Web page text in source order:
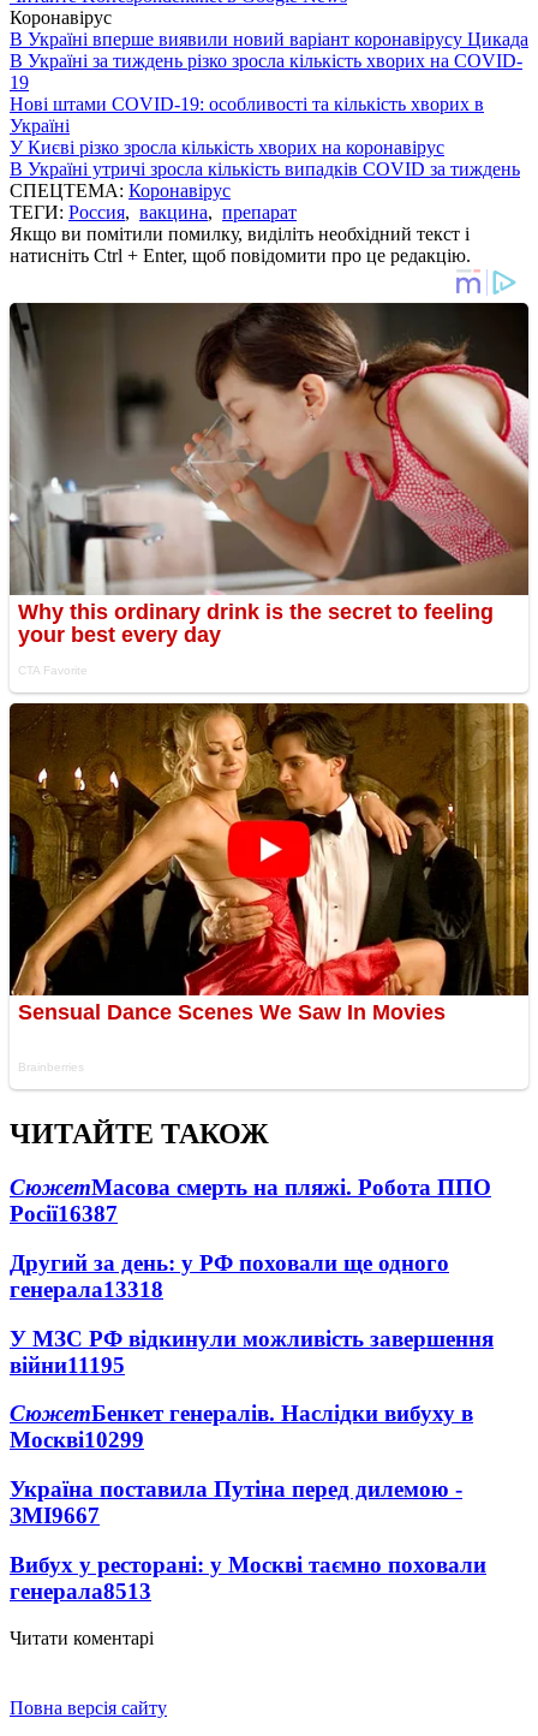
Коронавірус
В Україні вперше виявили новий варіант коронавірусу Цикада
В Україні за тиждень різко зросла кількість хворих на COVID-
19
Нові штами COVID-19: особливості та кількість хворих в
Україні
У Києві різко зросла кількість хворих на коронавірус
В Україні утричі зросла кількість випадків COVID за тиждень
СПЕЦТЕМА: Коронавірус
ТЕГИ: Россия, вакцина, препарат
Якщо ви помітили помилку, виділіть необхідний текст і
натисніть Ctrl + Enter, щоб повідомити про це редакцію.
ЧИТАЙТЕ ТАКОЖ
СюжетМасова смерть на пляжі. Робота ППО
Росії16387
Другий за день: у РФ поховали ще одного
генерала13318
У МЗС РФ відкинули можливість завершення
війни11195
СюжетБенкет генералів. Наслідки вибуху в
Москві10299
Україна поставила Путіна перед дилемою -
ЗМІ9667
Вибух у ресторані: у Москві таємно поховали
генерала8513
Читати коментарі
Повна версія сайту